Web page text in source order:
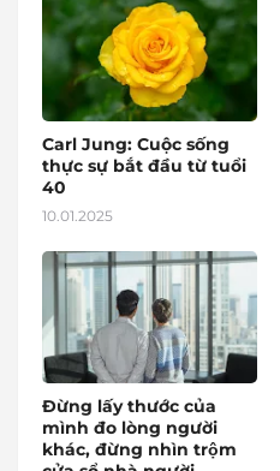
Carl Jung: Cuộc sống
thực sự bắt đầu từ tuổi
40
10.01.2025
Đừng lấy thước của
mình đo lòng người
khác, đừng nhìn trộm